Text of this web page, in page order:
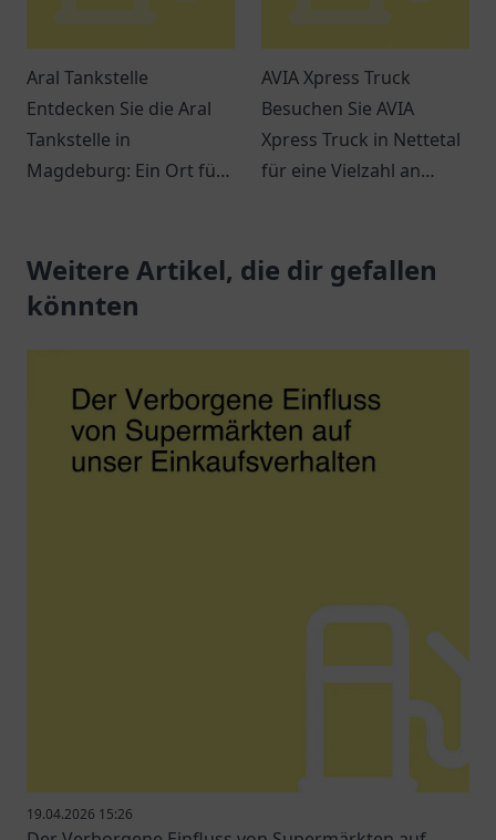
Aral Tankstelle
Entdecken Sie die Aral
Tankstelle in
Magdeburg: Ein Ort für
Service an der
Jerichower Str. 24.
AVIA Xpress Truck
Besuchen Sie AVIA
Xpress Truck in Nettetal
für eine Vielzahl an
Ambiente. Ideal für
Reisende und Pendler.
Weitere Artikel, die dir gefallen
könnten
19.04.2026 15:26